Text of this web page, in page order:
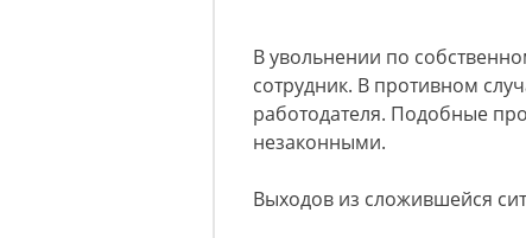
В увольнении по
сотрудник. В противном
работодателя. Подобные
незаконными.
Выходов из сложившейся